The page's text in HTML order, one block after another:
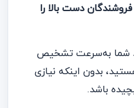
فروشندگان دست بالا را
شما به‌سرعت تشخیص
بدون اینکه نیازی
باشد.